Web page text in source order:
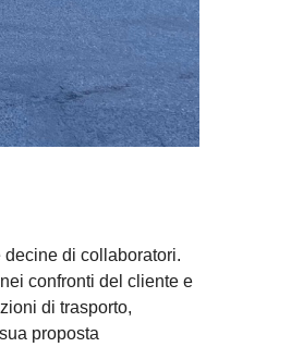
di collaboratori.
confronti del cliente e
di trasporto,
proposta